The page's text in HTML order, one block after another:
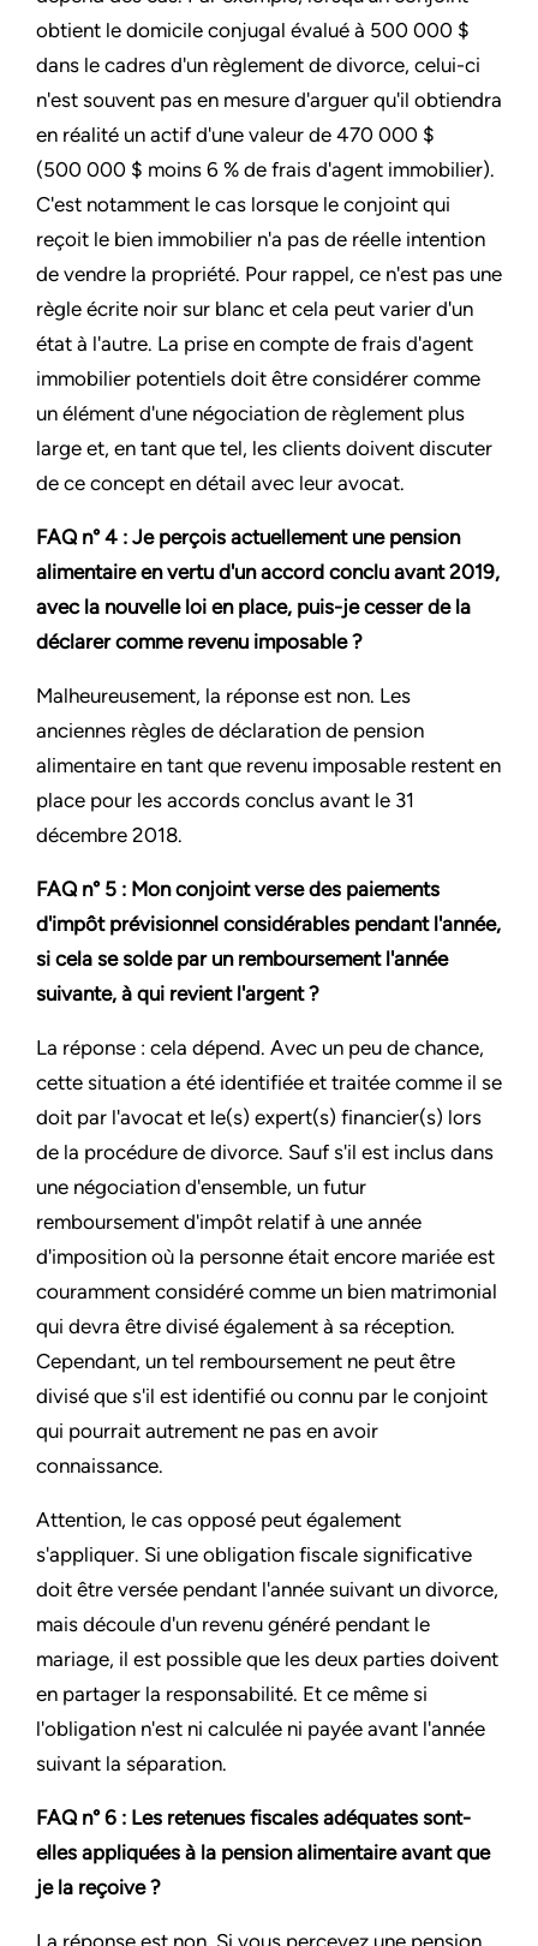
obtient le domicile conjugal évalué à 500 000 $
dans le cadres d'un règlement de divorce, celui-ci
n'est souvent pas en mesure d'arguer qu'il obtiendra
en réalité un actif d'une valeur de 470 000 $
(500 000 $ moins 6 % de frais d'agent immobilier).
C'est notamment le cas lorsque le conjoint qui
reçoit le bien immobilier n'a pas de réelle intention
de vendre la propriété. Pour rappel, ce n'est pas une
règle écrite noir sur blanc et cela peut varier d'un
état à l'autre. La prise en compte de frais d'agent
immobilier potentiels doit être considérer comme
un élément d'une négociation de règlement plus
large et, en tant que tel, les clients doivent discuter
de ce concept en détail avec leur avocat.
FAQ n° 4 : Je perçois actuellement une pension
alimentaire en vertu d'un accord conclu avant 2019,
avec la nouvelle loi en place, puis-je cesser de la
déclarer comme revenu imposable ?
Malheureusement, la réponse est non. Les
anciennes règles de déclaration de pension
alimentaire en tant que revenu imposable restent en
place pour les accords conclus avant le 31
décembre 2018.
FAQ n° 5 : Mon conjoint verse des paiements
d'impôt prévisionnel considérables pendant l'année,
si cela se solde par un remboursement l'année
suivante, à qui revient l'argent ?
La réponse : cela dépend. Avec un peu de chance,
cette situation a été identifiée et traitée comme il se
doit par l'avocat et le(s) expert(s) financier(s) lors
de la procédure de divorce. Sauf s'il est inclus dans
une négociation d'ensemble, un futur
remboursement d'impôt relatif à une année
d'imposition où la personne était encore mariée est
couramment considéré comme un bien matrimonial
qui devra être divisé également à sa réception.
Cependant, un tel remboursement ne peut être
divisé que s'il est identifié ou connu par le conjoint
qui pourrait autrement ne pas en avoir
connaissance.
Attention, le cas opposé peut également
s'appliquer. Si une obligation fiscale significative
doit être versée pendant l'année suivant un divorce,
mais découle d'un revenu généré pendant le
mariage, il est possible que les deux parties doivent
en partager la responsabilité. Et ce même si
l'obligation n'est ni calculée ni payée avant l'année
suivant la séparation.
FAQ n° 6 : Les retenues fiscales adéquates sont-
elles appliquées à la pension alimentaire avant que
je la reçoive ?
La réponse est non. Si vous percevez une pension